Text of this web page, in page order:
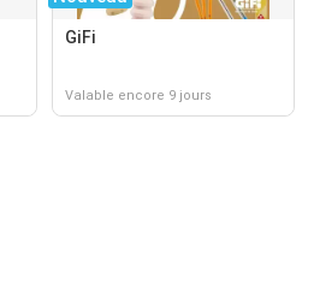
GiFi
Valable encore 9 jours